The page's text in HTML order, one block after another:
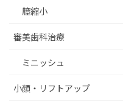
膣縮小
審美歯科治療
ミニッシュ
小顔・リフトアップ